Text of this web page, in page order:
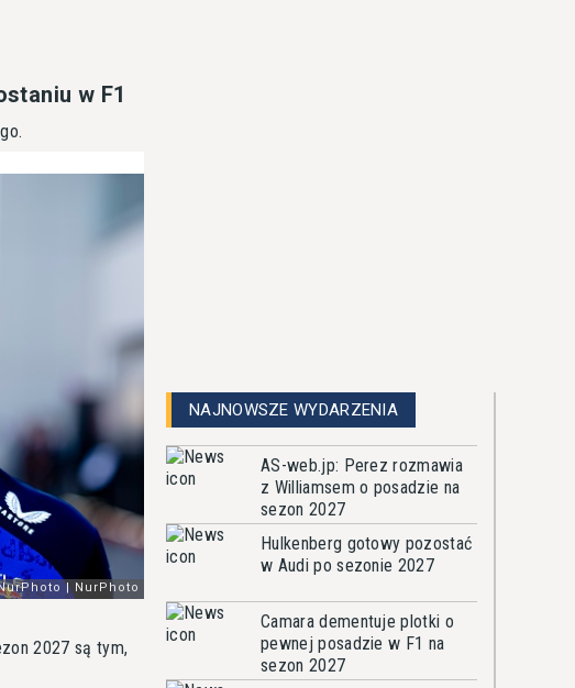
w F1
2027 są tym,
NAJNOWSZE WYDARZENIA
AS-web.jp: Perez rozmawia
z Williamsem o posadzie na
sezon 2027
Hulkenberg gotowy pozostać
w Audi po sezonie 2027
Camara dementuje plotki o
pewnej posadzie w F1 na
sezon 2027